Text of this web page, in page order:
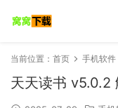
当前位置： 首页 手机软件
天天读书 v5.0.2